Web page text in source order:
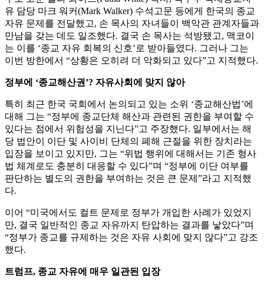
유 담당 마크 워커(Mark Walker) 수석고문 등에게 한국의 종교
자유 문제를 전달했고, 손 목사의 자녀들이 백악관 관계자들과
만남을 갖는 데도 일조했다. 결국 손 목사는 석방됐고, 맥코이
는 이를 ‘종교 자유 회복의 신호’로 받아들였다. 그러나 그는
이번 방한에서 “상황은 오히려 더 악화되고 있다”고 지적했다.
정부에 ‘종교해산권’? 자유사회에 맞지 않아
특히 최근 한국 국회에서 논의되고 있는 소위 ‘종교해산법’에
대해 그는 “정부에 종교단체 해산과 관련된 권한을 부여할 수
있다는 점에서 위험성을 지닌다”고 주장했다. 일부에서는 해
당 법안이 이단 및 사이비 단체의 폐해 근절을 위한 장치라는
입장을 보이고 있지만, 그는 “위법 행위에 대해서는 기존 형사
법 체계로도 충분히 대응할 수 있다”며 “정부에 이단 여부를
판단하는 별도의 권한을 부여하는 것은 큰 문제”라고 지적했
다.
이어 “미국에서도 컬트 문제로 정부가 개입한 사례가 있었지
만, 결국 일반적인 종교 자유까지 탄압하는 결과를 낳았다”며
“정부가 종교를 규제하는 것은 자유 사회에 맞지 않다”고 강조
했다.
트럼프, 종교 자유에 매우 일관된 입장